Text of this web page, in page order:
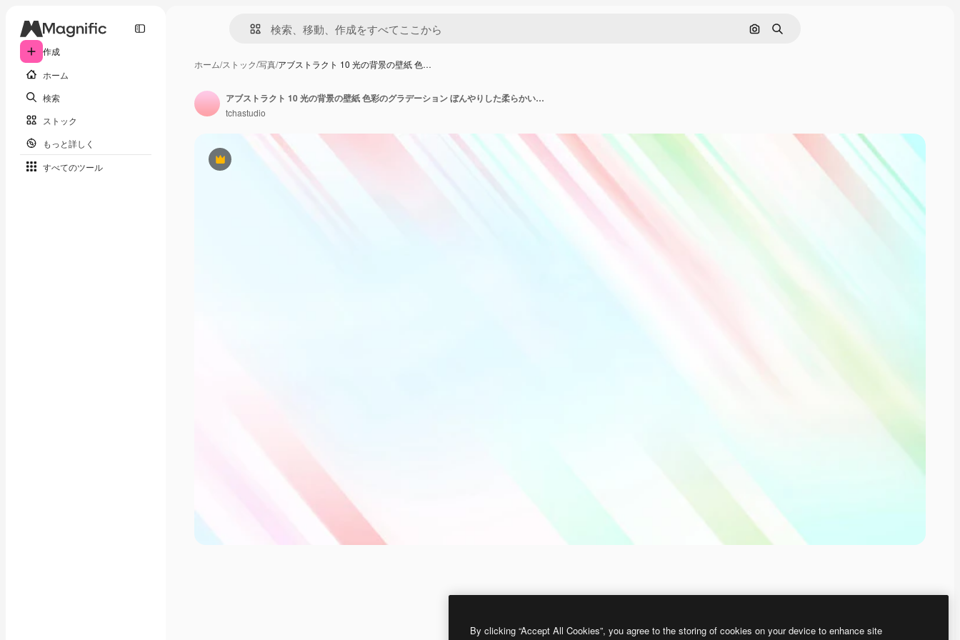
作成
ホーム
検索
ストック
もっと詳しく
すべてのツール
画像で検索
検索
ホーム/ストック/写真/アブストラクト 10 光の背景の壁紙 色…
Premium
アブストラクト 10 光の背景の壁紙 色彩のグラデーション ぼんやりした柔らかい滑らかな動き 明るい輝き
tchastudio
By clicking “Accept All Cookies”, you agree to the storing of cookies on your device to enhance site